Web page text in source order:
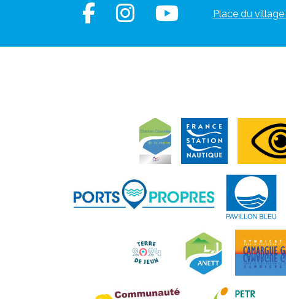
Place du